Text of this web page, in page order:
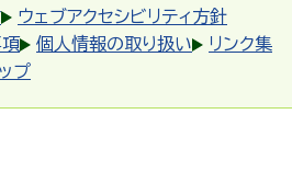
ウェブアクセシビリティ方針
項
個人情報の取り扱い
リンク集
プ